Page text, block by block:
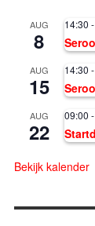
AUG
8
14:30 -
AUG
15
14:30 -
AUG
22
09:00 -
Bekijk kalender